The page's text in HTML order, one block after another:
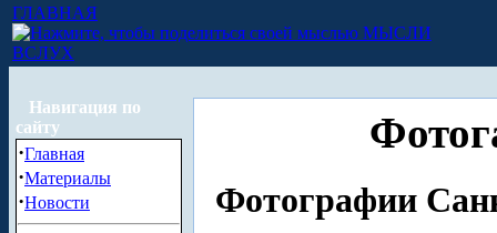
ГЛАВНАЯ
МЫСЛИ
ВСЛУХ
Навигация по
сайту
·Главная
·Материалы
·Новости Фотографии